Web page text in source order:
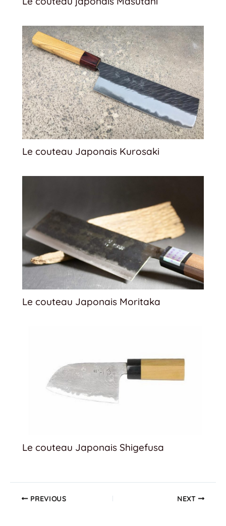
Le couteau Japonais Kurosaki
Le couteau Japonais Moritaka
Le couteau Japonais Shigefusa
PREVIOUS NEXT